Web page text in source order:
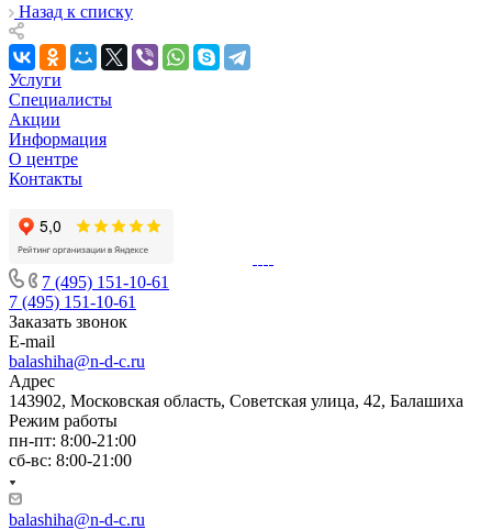
Назад к списку
Услуги
Специалисты
Акции
Информация
О центре
Контакты
7 (495) 151-10-61
7 (495) 151-10-61
Заказать звонок
E-mail
balashiha@n-d-c.ru
Адрес
143902, Московская область, Советская улица, 42, Балашиха
Режим работы
пн-пт: 8:00-21:00
сб-вс: 8:00-21:00
balashiha@n-d-c.ru